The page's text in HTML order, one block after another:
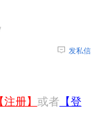
发私信
注册】 或者 【登